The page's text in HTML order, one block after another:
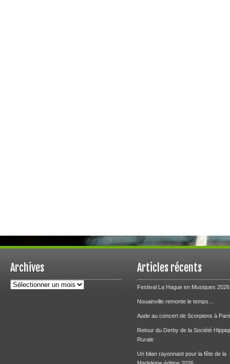
Archives
Archives
Articles récents
Festival La Hague en Musiques 2026
Nouainville remonte le temps…
Aude au concert de Scorpions à
Retour du Derby de la Société
Rurale
Un bilan rayonnant pour la fête de la